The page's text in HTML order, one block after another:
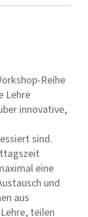
Reihe
Lehre
innovative,
sind.
eine
und
aus
teilen